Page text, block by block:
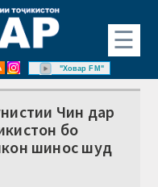
☰
"Ховар FM"
Чин дар
бо
шинос шуд